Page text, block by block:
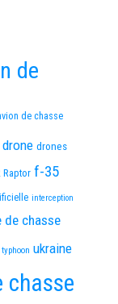
de
de chasse
drone drones
Raptor f-35
interception
de chasse
typhoon ukraine
chasse